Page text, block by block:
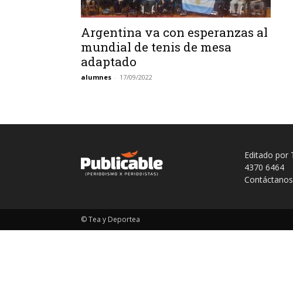
Argentina va con esperanzas al
mundial de tenis de mesa
adaptado
alumnes - 17/09/2022
Editado por
4370 6464
© Tea y Deportea